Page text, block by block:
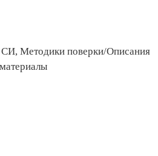
СИ, Методики поверки/Описания